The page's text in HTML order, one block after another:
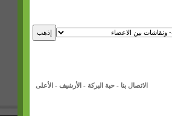
الاتصال بنا -حبة البركة - الأرشيف - الأعلى